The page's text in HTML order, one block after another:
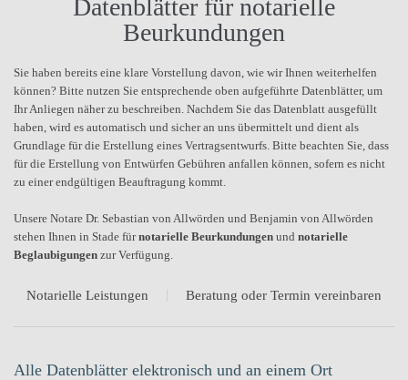
Datenblätter für notarielle
Beurkundungen
Sie haben bereits eine klare Vorstellung davon, wie wir Ihnen weiterhelfen
können? Bitte nutzen Sie entsprechende oben aufgeführte Datenblätter, um
Ihr Anliegen näher zu beschreiben. Nachdem Sie das Datenblatt ausgefüllt
haben, wird es automatisch und sicher an uns übermittelt und dient als
Grundlage für die Erstellung eines Vertragsentwurfs. Bitte beachten Sie, dass
für die Erstellung von Entwürfen Gebühren anfallen können, sofern es nicht
zu einer endgültigen Beauftragung kommt.
Unsere Notare Dr. Sebastian von Allwörden und Benjamin von Allwörden
stehen Ihnen in Stade fürnotarielle Beurkundungen und notarielle
Beglaubigungen zur Verfügung.
Notarielle Leistungen Beratung oder Termin vereinbaren
Alle Datenblätter elektronisch und an einem Ort